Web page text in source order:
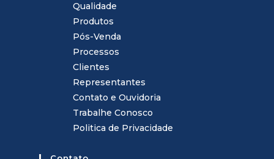
Qualidade
Produtos
Pós-Venda
Processos
Clientes
Representantes
Contato e Ouvidoria
Trabalhe Conosco
Politica de Privacidade